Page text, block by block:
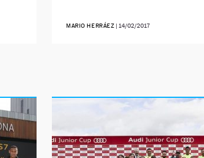
MARIO HERRÁEZ | 14/02/2017